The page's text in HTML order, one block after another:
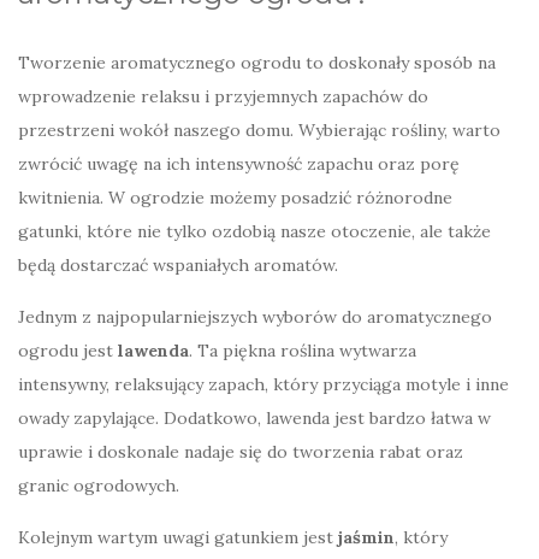
Tworzenie aromatycznego ogrodu to doskonały sposób na
wprowadzenie relaksu i przyjemnych zapachów do
przestrzeni wokół naszego domu. Wybierając rośliny, warto
zwrócić uwagę na ich intensywność zapachu oraz porę
kwitnienia. W ogrodzie możemy posadzić różnorodne
gatunki, które nie tylko ozdobią nasze otoczenie, ale także
będą dostarczać wspaniałych aromatów.
Jednym z najpopularniejszych wyborów do aromatycznego
ogrodu jest lawenda. Ta piękna roślina wytwarza
intensywny, relaksujący zapach, który przyciąga motyle i inne
owady zapylające. Dodatkowo, lawenda jest bardzo łatwa w
uprawie i doskonale nadaje się do tworzenia rabat oraz
granic ogrodowych.
Kolejnym wartym uwagi gatunkiem jest jaśmin, który